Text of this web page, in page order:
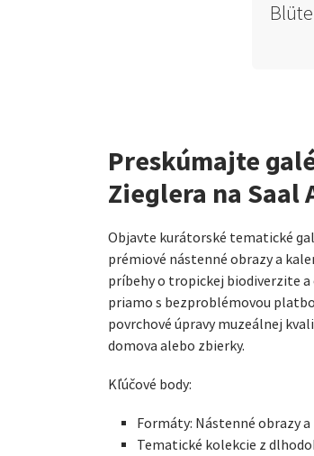
Preskúmajte
Zieglera na Saal
Objavte kurátorské tematické
prémiové nástenné obrazy a
príbehy o tropickej biodiverzite
priamo s bezproblémovou
povrchové úpravy muzeálnej
domova alebo zbierky.
Kľúčové body:
Formáty: Nástenné obrazy a
Tematické kolekcie z